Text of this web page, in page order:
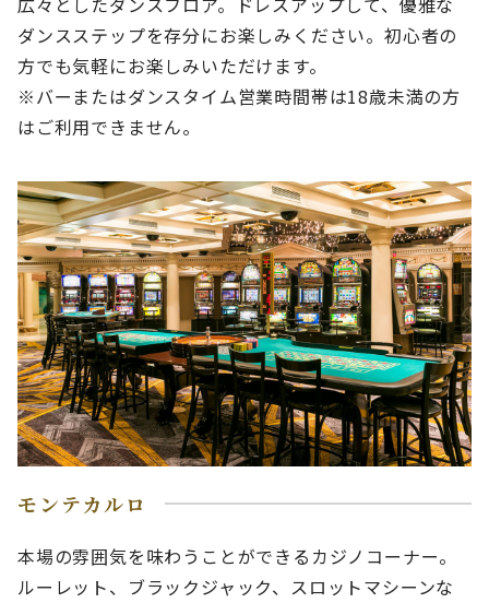
ダンスステップを存分にお楽しみください。初心者の
方でも気軽にお楽しみいただけます。
※バーまたはダンスタイム営業時間帯は18歳未満の方
はご利用できません。
モンテカルロ
本場の雰囲気を味わうことができるカジノコーナー。
ルーレット、ブラックジャック、スロットマシーンな